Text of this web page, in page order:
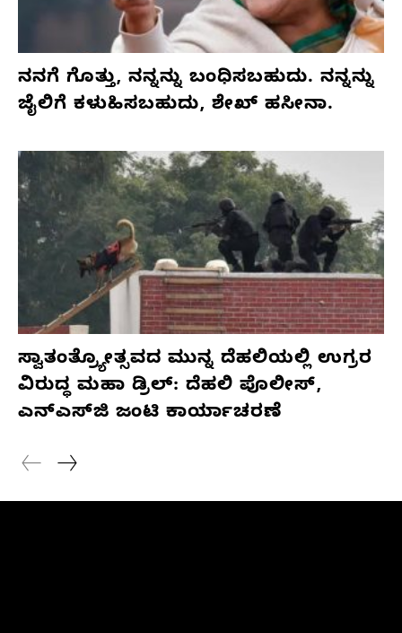
ನನಗೆ ಗೊತ್ತು, ನನ್ನನ್ನು ಬಂಧಿಸಬಹುದು. ನನ್ನನ್ನು
ಜೈಲಿಗೆ ಕಳುಹಿಸಬಹುದು, ಶೇಖ್ ಹಸೀನಾ.
ಸ್ವಾತಂತ್ರ್ಯೋತ್ಸವದ ಮುನ್ನ ದೆಹಲಿಯಲ್ಲಿ ಉಗ್ರರ
ವಿರುದ್ಧ ಮಹಾ ಡ್ರಿಲ್: ದೆಹಲಿ ಪೊಲೀಸ್,
ಎನ್‌ಎಸ್‌ಜಿ ಜಂಟಿ ಕಾರ್ಯಾಚರಣೆ